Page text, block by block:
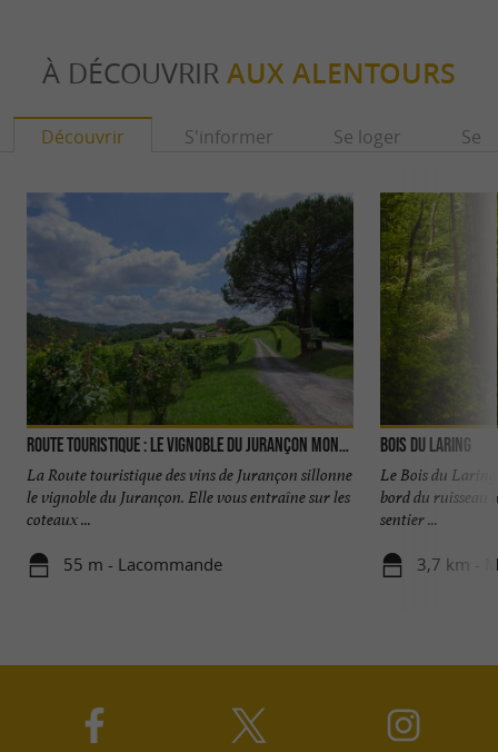
À DÉCOUVRIR AUX ALENTOURS
Découvrir S'informer Se loger Se
Route Touristique : Le vignoble du Jurançon Monein et Lacommand
La Route touristique des vins de Jurançon sillonne
le vignoble du Jurançon. Elle vous entraîne sur les
coteaux ...
55 m - Lacommande
Bois du Laring
Le Bois du
bord du ruisseau
sentier ...
3,7 km -